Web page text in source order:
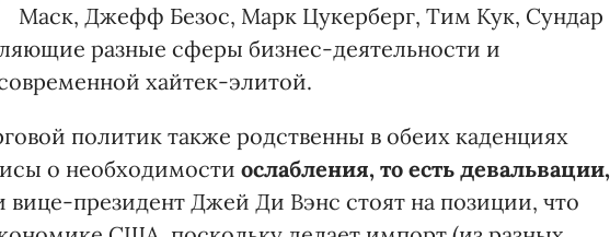
Маск, Джефф Безос, Марк Цукерберг, Тим Кук, Сундар
разные сферы бизнес-деятельности и
хайтек-элитой.
политик также родственны в обеих каденциях
о необходимости ослабления, то есть девальвации,
вице-президент Джей Ди Вэнс стоят на позиции, что